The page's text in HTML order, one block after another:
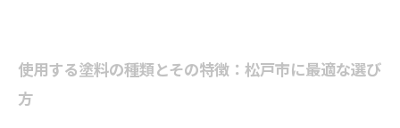
使用する塗料の種類とその特徴：松戸市に最適な選び
方